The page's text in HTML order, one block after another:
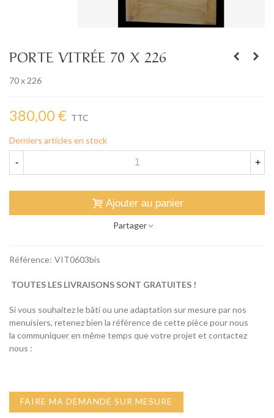
PORTE VITRÉE 70 X 226
70 x 226
380,00 € TTC
Derniers articles en stock
- +
Ajouter au panier
Partager
Référence: VIT0603bis
TOUTES LES LIVRAISONS SONT GRATUITES !
Si vous souhaitez le bâti ou une adaptation sur mesure par nos
menuisiers, retenez bien la référence de cette pièce pour nous
la communiquer en même temps que votre projet et contactez
nous :
FAIRE MA DEMANDE SUR MESURE